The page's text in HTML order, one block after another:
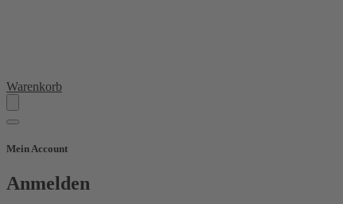
Warenkorb
Mein Account
Anmelden